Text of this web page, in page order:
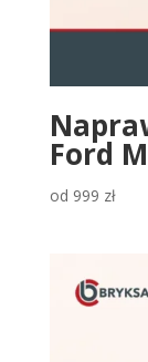
Ford
od 999 zł